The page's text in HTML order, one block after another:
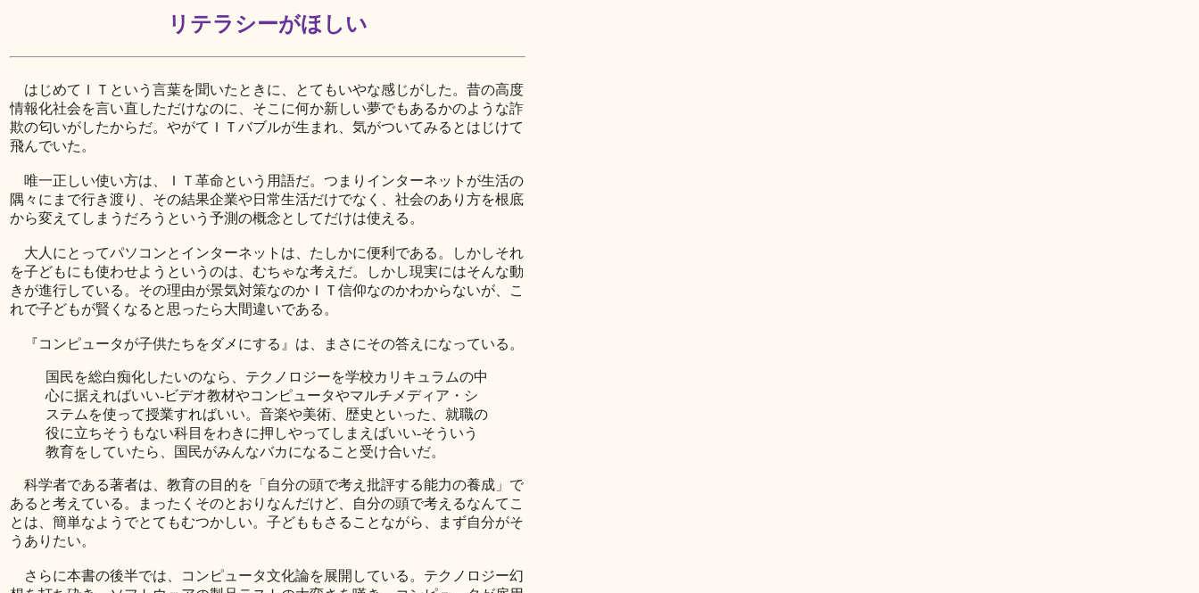
リテラシーがほしい
はじめてＩＴという言葉を聞いたときに、とてもいやな感じがした。昔の高度
情報化社会を言い直しただけなのに、そこに何か新しい夢でもあるかのような詐
欺の匂いがしたからだ。やがてＩＴバブルが生まれ、気がついてみるとはじけて
飛んでいた。
唯一正しい使い方は、ＩＴ革命という用語だ。つまりインターネットが生活の
隅々にまで行き渡り、その結果企業や日常生活だけでなく、社会のあり方を根底
から変えてしまうだろうという予測の概念としてだけは使える。
大人にとってパソコンとインターネットは、たしかに便利である。しかしそれ
を子どもにも使わせようというのは、むちゃな考えだ。しかし現実にはそんな動
きが進行している。その理由が景気対策なのかＩＴ信仰なのかわからないが、こ
れで子どもが賢くなると思ったら大間違いである。
『コンピュータが子供たちをダメにする』は、まさにその答えになっている。
国民を総白痴化したいのなら、テクノロジーを学校カリキュラムの中
心に据えればいい‐ビデオ教材やコンピュータやマルチメディア・シ
ステムを使って授業すればいい。音楽や美術、歴史といった、就職の
役に立ちそうもない科目をわきに押しやってしまえばいい‐そういう
教育をしていたら、国民がみんなバカになること受け合いだ。
科学者である著者は、教育の目的を「自分の頭で考え批評する能力の養成」で
あると考えている。まったくそのとおりなんだけど、自分の頭で考えるなんてこ
とは、簡単なようでとてもむつかしい。子どももさることながら、まず自分がそ
うありたい。
さらに本書の後半では、コンピュータ文化論を展開している。テクノロジー幻